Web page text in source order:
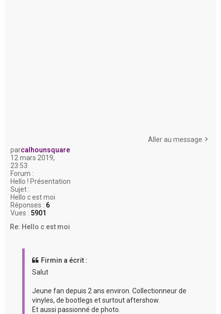
Aller au message
parcalhounsquare
12 mars 2019,
23:53
Forum :
Hello ! Présentation
Sujet :
Hello c est moi
Réponses : 6
Vues : 5901
Re: Hello c est moi
Firmin a écrit :
Salut
Jeune fan depuis 2 ans environ. Collectionneur de
vinyles, de bootlegs et surtout aftershow.
Et aussi passionné de photo.